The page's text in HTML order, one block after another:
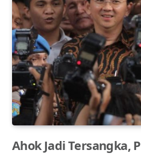
Ahok Jadi Tersangka,